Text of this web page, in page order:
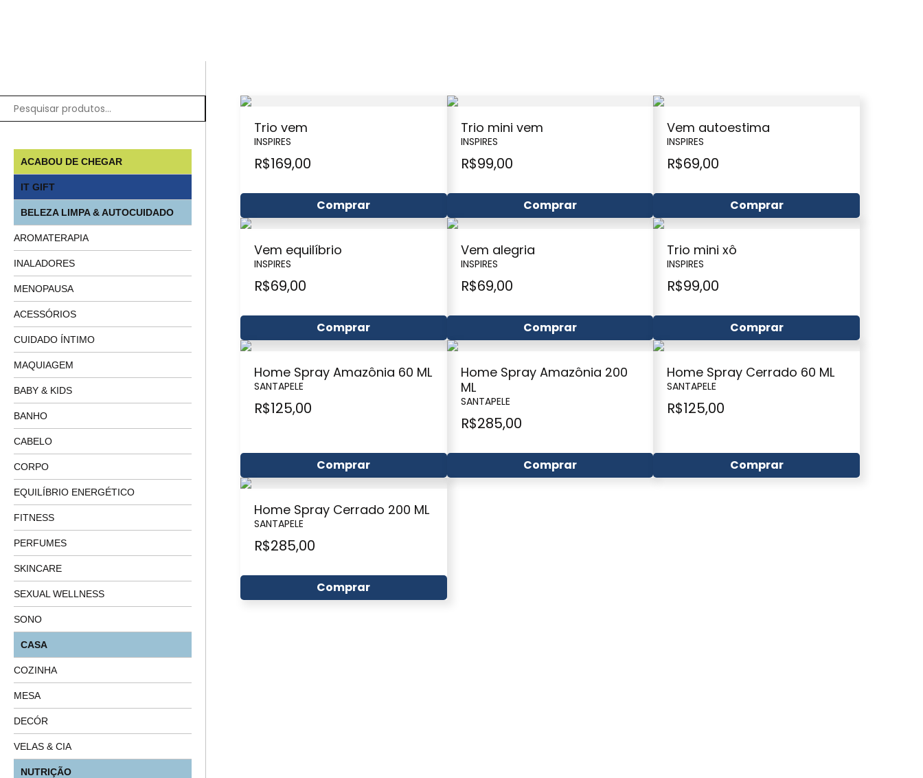
ACABOU DE CHEGAR
IT GIFT
BELEZA LIMPA & AUTOCUIDADO
AROMATERAPIA
INALADORES
MENOPAUSA
ACESSÓRIOS
CUIDADO ÍNTIMO
MAQUIAGEM
BABY & KIDS
BANHO
CABELO
CORPO
EQUILÍBRIO ENERGÉTICO
FITNESS
PERFUMES
SKINCARE
SEXUAL WELLNESS
SONO
CASA
COZINHA
MESA
DECÓR
VELAS & CIA
NUTRIÇÃO
Trio vem
INSPIRES
R$169,00
Comprar
Trio mini vem
INSPIRES
R$99,00
Comprar
Vem autoestima
INSPIRES
R$69,00
Comprar
Vem equilíbrio
INSPIRES
R$69,00
Comprar
Vem alegria
INSPIRES
R$69,00
Comprar
Trio mini xô
INSPIRES
R$99,00
Comprar
Home Spray Amazônia 60 ML
SANTAPELE
R$125,00
Comprar
Home Spray Amazônia 200
ML
SANTAPELE
R$285,00
Comprar
Home Spray Cerrado 60 ML
SANTAPELE
R$125,00
Comprar
Home Spray Cerrado 200 ML
SANTAPELE
R$285,00
Comprar